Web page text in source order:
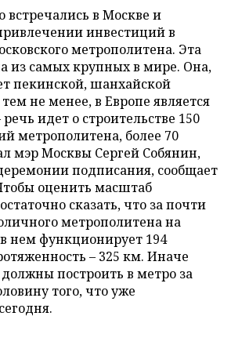
встречались в Москве и
инвестиций в
метрополитена. Эта
из самых крупных в мире. Она,
пекинской, шанхайской
не менее, в Европе является
речь идет о строительстве 150
метрополитена, более 70
мэр Москвы Сергей Собянин,
подписания, сообщает
оценить масштаб
сказать, что за почти
метрополитена на
нем функционирует 194
– 325 км. Иначе
построить в метро за
того, что уже